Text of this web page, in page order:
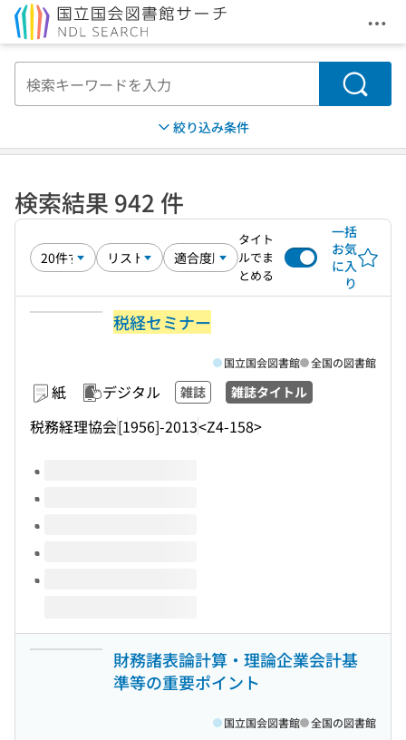
メ
検索
絞り込み条件
検索結果 942 件
タイト
ルでま
とめる
一括
お気
に入
り
税経セミナー
紙 デジタル 雑誌 雑誌タイトル
税務経理協会[1956]-2013<Z4-158>
国立国会図書館 全国の図書館
このタイトルの巻号
財務諸表論計算・理論企業会計基
準等の重要ポイント
国立国会図書館 全国の図書館